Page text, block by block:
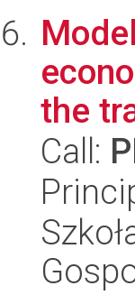
the
Call: